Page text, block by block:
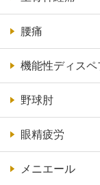
腰痛
機能性ディスペ
野球肘
眼精疲労
メニエール